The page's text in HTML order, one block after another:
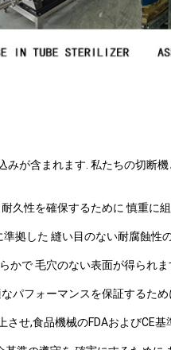
みが含まれます. 私たちの切断
久性を確保するために 慎重に
拠した 縫い目のない耐腐蝕
かで 毛穴のない表面が得られ
パフォーマンスを保証するた
せ,食品機械のFDAおよびCE基